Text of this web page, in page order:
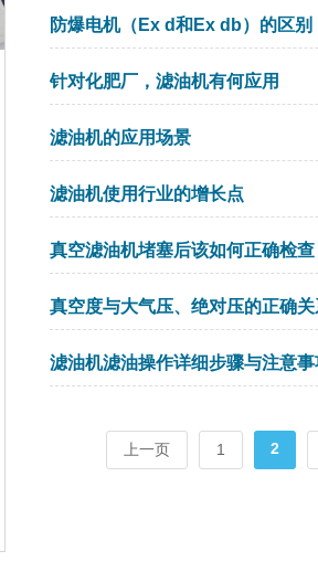
防爆电机（Ex d和Ex db）的区别
针对化肥厂，滤油机有何应用
滤油机的应用场景
滤油机使用行业的增长点
真空滤油机堵塞后该如何正确检查
真空度与大气压、绝对压的正确关
滤油机滤油操作详细步骤与注意事
上一页 1 2